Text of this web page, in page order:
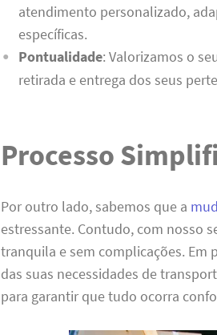
atendimento personalizado,
específicas.
Pontualidade: Valorizamos o
retirada e entrega dos seus
Processo
Por outro lado, sabemos que a
estressante. Contudo, com nosso
tranquila e sem complicações. Em
das suas necessidades de
para garantir que tudo ocorra